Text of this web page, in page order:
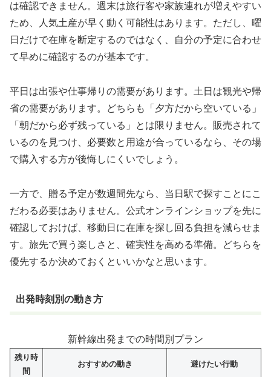
は確認できません。週末は旅行客や家族連れが増えやすい
ため、人気土産が早く動く可能性はあります。ただし、曜
日だけで在庫を断定するのではなく、自分の予定に合わせ
て早めに確認するのが基本です。
平日は出張や仕事帰りの需要があります。土日は観光や帰
省の需要があります。どちらも「夕方だから空いている」
「朝だから必ず残っている」とは限りません。販売されて
いるのを見つけ、必要数と用途が合っているなら、その場
で購入する方が後悔しにくいでしょう。
一方で、贈る予定が数週間先なら、当日駅で探すことにこ
だわる必要はありません。公式オンラインショップを先に
確認しておけば、移動日に在庫を探し回る負担を減らせま
す。旅先で買う楽しさと、確実性を高める準備。どちらを
優先するか決めておくといいかなと思います。
出発時刻別の動き方
新幹線出発までの時間別プラン
残り時
間
おすすめの動き 避けたい行動